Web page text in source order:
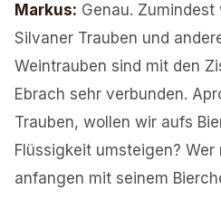
Markus: Genau.
Silvaner Trauben und
Weintrauben sind mit den
Ebrach sehr verbunden.
Trauben, wollen wir aufs
Flüssigkeit umsteigen? Wer
anfangen mit seinem